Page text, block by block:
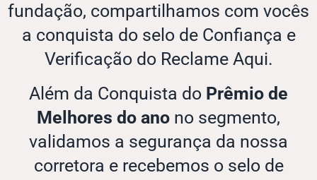
fundação, compartilhamos com vocês
a conquista do selo de Confiança e
Verificação do Reclame Aqui.
Além da Conquista do Prêmio de
Melhores do ano no segmento,
validamos a segurança da nossa
corretora e recebemos o selo de